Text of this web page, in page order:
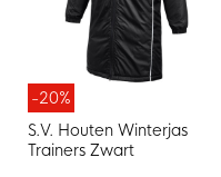
-20%
S.V. Houten Winterjas
Trainers Zwart